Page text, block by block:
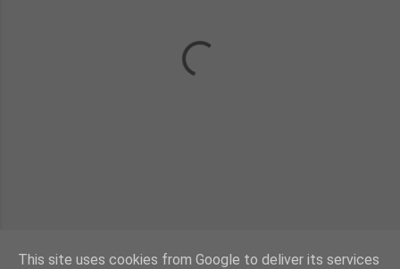
This site uses cookies from Google to deliver its services